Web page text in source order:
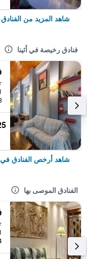
شاهد المزيد من الفنادق
فنادق رخيصة في أثينا
0.3
شاهد أرخص الفنادق في
الفنادق الموصى بها
4
1.4